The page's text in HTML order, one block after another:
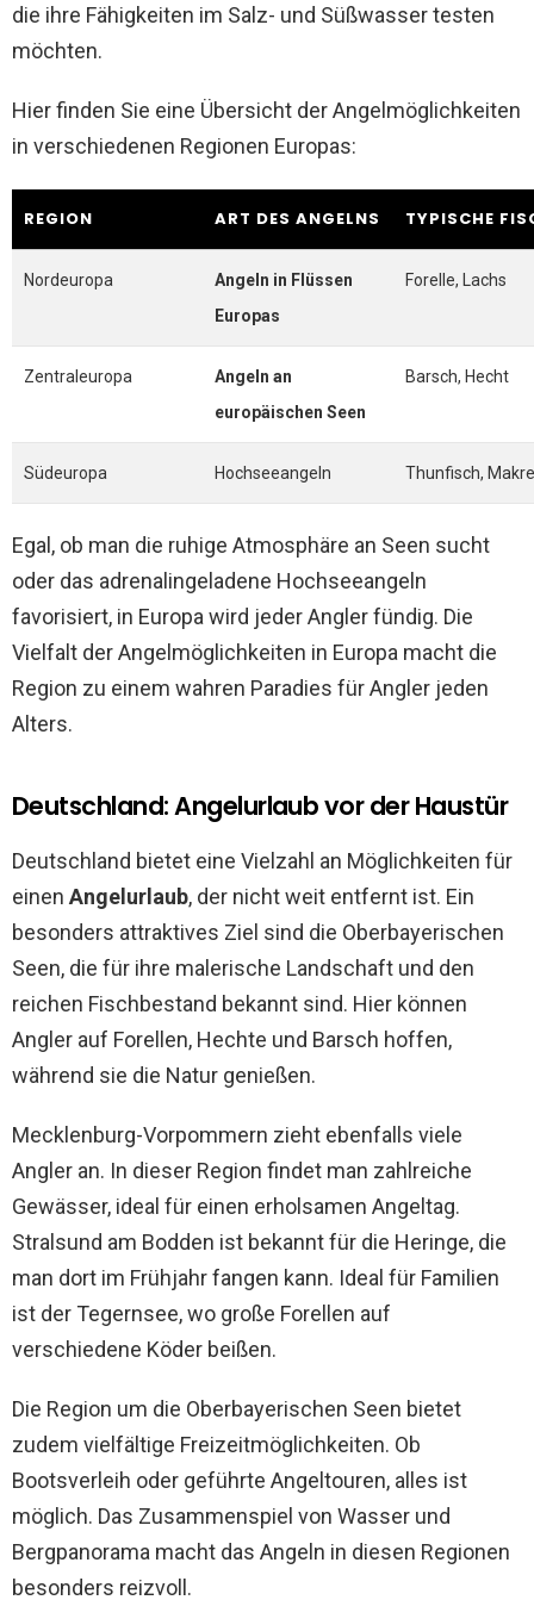
die ihre Fähigkeiten im Salz- und Süßwasser testen
möchten.
Hier finden Sie eine Übersicht der Angelmöglichkeiten
in verschiedenen Regionen Europas:
REGION ART DES ANGELNS TYPISCHE
Nordeuropa
Angeln in Flüssen
Europas
Forelle, Lachs
Zentraleuropa
Angeln an
europäischen Seen
Barsch, Hecht
Südeuropa Hochseeangeln Thunfisch,
Egal, ob man die ruhige Atmosphäre an Seen sucht
oder das adrenalingeladene Hochseeangeln
favorisiert, in Europa wird jeder Angler fündig. Die
Vielfalt der Angelmöglichkeiten in Europa macht die
Region zu einem wahren Paradies für Angler jeden
Alters.
Deutschland: Angelurlaub vor der Haustür
Deutschland bietet eine Vielzahl an Möglichkeiten für
einen Angelurlaub, der nicht weit entfernt ist. Ein
besonders attraktives Ziel sind die Oberbayerischen
Seen, die für ihre malerische Landschaft und den
reichen Fischbestand bekannt sind. Hier können
Angler auf Forellen, Hechte und Barsch hoffen,
während sie die Natur genießen.
Mecklenburg-Vorpommern zieht ebenfalls viele
Angler an. In dieser Region findet man zahlreiche
Gewässer, ideal für einen erholsamen Angeltag.
Stralsund am Bodden ist bekannt für die Heringe, die
man dort im Frühjahr fangen kann. Ideal für Familien
ist der Tegernsee, wo große Forellen auf
verschiedene Köder beißen.
Die Region um die Oberbayerischen Seen bietet
zudem vielfältige Freizeitmöglichkeiten. Ob
Bootsverleih oder geführte Angeltouren, alles ist
möglich. Das Zusammenspiel von Wasser und
Bergpanorama macht das Angeln in diesen Regionen
besonders reizvoll.